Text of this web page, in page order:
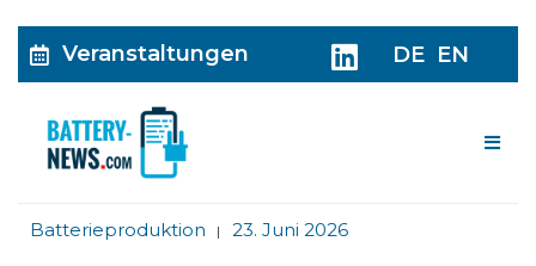
Veranstaltungen DE EN
Batterieproduktion | 23. Juni 2026